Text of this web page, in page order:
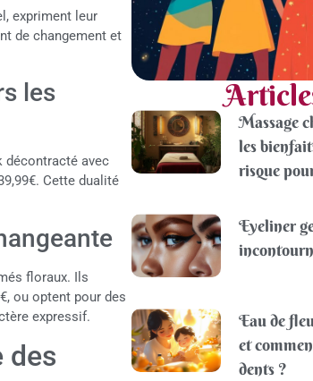
expriment leur
de changement et
les
décontracté avec
Cette dualité
floraux. Ils
ou optent pour des
expressif.
des
Massage
les
risque
Eyeliner
Eau de
et
dents ?